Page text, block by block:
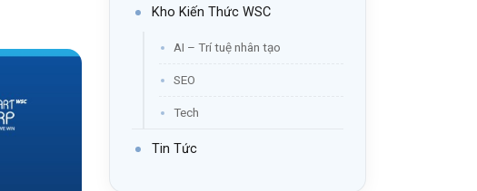
Kho Kiến Thức WSC
AI – Trí tuệ nhân tạo
SEO
Tech
Tin Tức